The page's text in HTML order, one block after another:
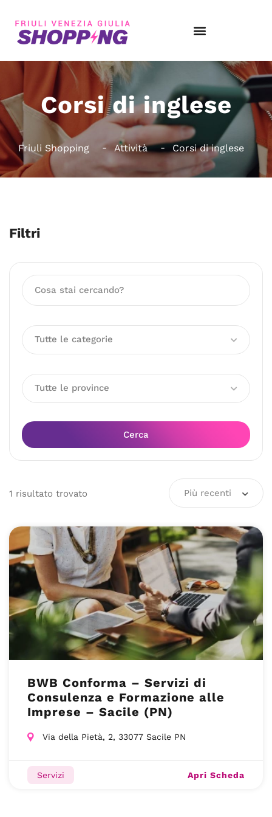
Corsi di inglese
Friuli Shopping Attività Corsi di inglese
Filtri
Tutte le categorie
Tutte le province
Cerca
1 risultato trovato Più recenti
BWB Conforma – Servizi di
Consulenza e Formazione alle
Imprese – Sacile (PN)
Via della Pietà, 2, 33077 Sacile PN
Servizi Apri Scheda